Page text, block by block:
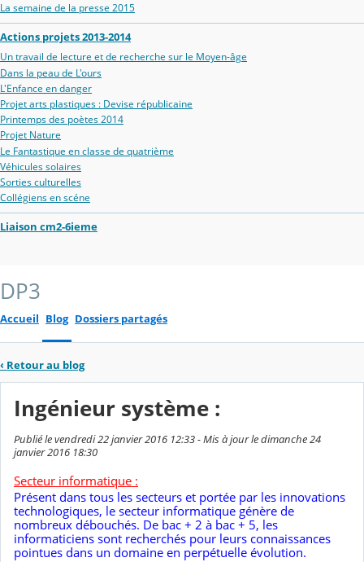
La semaine de la presse 2015
Actions projets 2013-2014
Un travail de lecture et de recherche sur le Moyen-âge
Dans la peau de L'ours
L'Enfance en danger
Projet arts plastiques : Devise républicaine
Printemps des poètes 2014
Projet Nature
Le Fantastique en classe de quatrième
Véhicules solaires
Sorties culturelles
Collégiens en scéne
Liaison cm2-6ieme
DP3
Accueil Blog Dossiers partagés
‹ Retour au blog
Ingénieur système :
Publié le vendredi 22 janvier 2016 12:33 - Mis à jour le dimanche 24
janvier 2016 18:30
Secteur informatique :
Présent dans tous les secteurs et portée par les innovations
technologiques, le secteur informatique génère de
nombreux débouchés. De bac + 2 à bac + 5, les
informaticiens sont recherchés pour leurs connaissances
pointues dans un domaine en perpétuelle évolution.